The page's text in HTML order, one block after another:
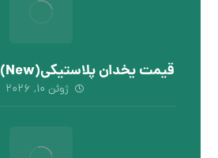
قیمت یخدان پلاستیکی(New) در بازار + جدول
ژوئن ۱۰, ۲۰۲۶